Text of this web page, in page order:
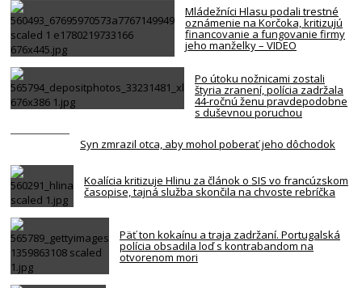
Mládežníci Hlasu podali trestné
oznámenie na Korčoka, kritizujú
financovanie a fungovanie firmy
jeho manželky – VIDEO
Po útoku nožnicami zostali
štyria zranení, polícia zadržala
44-ročnú ženu pravdepodobne
s duševnou poruchou
Syn zmrazil otca, aby mohol poberať jeho dôchodok
Koalícia kritizuje Hlinu za článok o SIS vo francúzskom
časopise, tajná služba skončila na chvoste rebríčka
Päť ton kokaínu a traja zadržaní. Portugalská
polícia obsadila loď s kontrabandom na
otvorenom mori